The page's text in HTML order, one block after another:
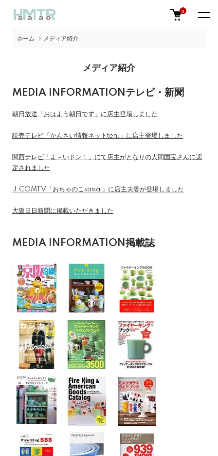
0
ホーム メディア紹介
メディア紹介
MEDIA INFORMATION テレビ・新聞
朝日放送「おはよう朝日です」に店主登場しました
読売テレビ「かんさい情報ネットten.」に店主登場しました
関西テレビ「よ～いドン！」にて店主がとなりの人間国宝さんに認
定されました
J:COMTV「おちゃのこsaisai」に店主夫妻が登場しました
大阪日日新聞に掲載いただきました
MEDIA INFORMATION 掲載誌